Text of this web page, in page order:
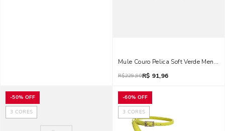
Mule Couro Pelica Soft Verde Menta
R$229,90R$ 91,96
-50% OFF
3 CORES
-60% OFF
3 CORES